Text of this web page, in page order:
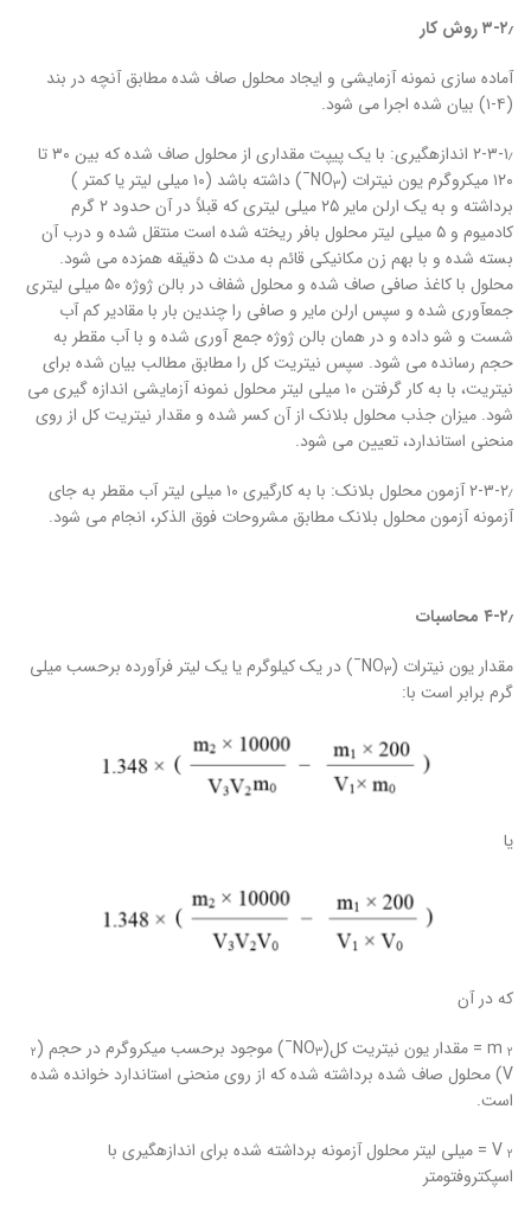
۳-۲٫روش کار
آماده سازی نمونه آزمایشی و ایجاد محلول صاف شده مطابق آنچه در بند
(۴-۱) بیان شده اجرا می شود.
۲-۳-۱٫ اندازه‏گیری: با یک پیپت مقداری از محلول صاف شده که بین ۳۰ تا
۱۲۰ میکروگرم یون نیترات (NO
3
¯) داشته باشد (۱۰ میلی لیتر یا کمتر )
برداشته و به یک ارلن مایر ۲۵ میلی لیتری که قبلاً در آن حدود ۲ گرم
کادمیوم و ۵ میلی لیتر محلول بافر ریخته شده است منتقل شده و درب آن
بسته شده و با بهم زن مکانیکی قائم به مدت ۵ دقیقه همزده می شود.
محلول با کاغذ صافی صاف شده و محلول شفاف در بالن ژوژه ۵۰ میلی لیتری
جمع‏آوری شده و سپس ارلن مایر و صافی را چندین بار با مقادیر کم آب
شست و شو داده و در همان بالن ژوژه جمع آوری شده و با آب مقطر به
حجم رسانده می شود. سپس نیتریت کل را مطابق مطالب بیان شده برای
نیتریت، با به کار گرفتن ۱۰ میلی لیتر محلول نمونه آزمایشی اندازه گیری می
شود. میزان جذب محلول بلانک از آن کسر شده و مقدار نیتریت کل از روی
منحنی استاندارد، تعیین می شود.
۲-۳-۲٫ آزمون محلول بلانک: با به کارگیری ۱۰ میلی لیتر آب مقطر به جای
آزمونه آزمون محلول بلانک مطابق مشروحات فوق الذکر، انجام می شود.
۴-۲٫ محاسبات
مقدار یون نیترات (NO3
¯) در یک کیلوگرم یا یک لیتر فرآورده برحسب میلی
گرم برابر است با:
یا
که در آن
۲ 3 ¯) موجود برحسب میکروگرم در حجم (۲
V) محلول صاف شده برداشته شده که از روی منحنی استاندارد خوانده شده
است.
۲
V = میلی لیتر محلول آزمونه برداشته شده برای اندازه‏گیری با
اسپکتروفتومتر